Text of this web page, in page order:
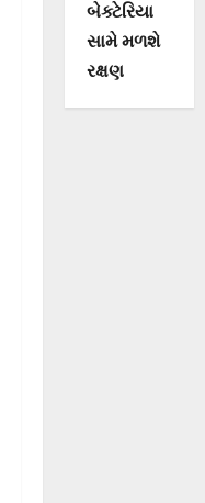
બેક્ટેરિયા
સામે મળશે
રક્ષણ